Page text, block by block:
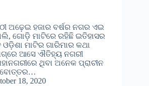
ଅଢ଼େଇ ହଜାର ବର୍ଷର ନଗର ଏଇ
ଗୋଡ଼ି ମାଟିରେ ରହିଛି ଇତିହାସର
ମାଟିର ଗାରିମାର କଥା
ଆସେ ଐତିହ୍ୟ ନଗରୀ
ଥିବା ଅନେକ ପ୍ରାଚୀନ
18, 2020